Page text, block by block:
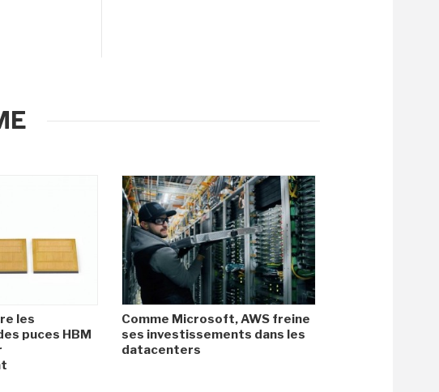
les
puces HBM
Comme Microsoft, AWS freine
ses investissements dans les
datacenters